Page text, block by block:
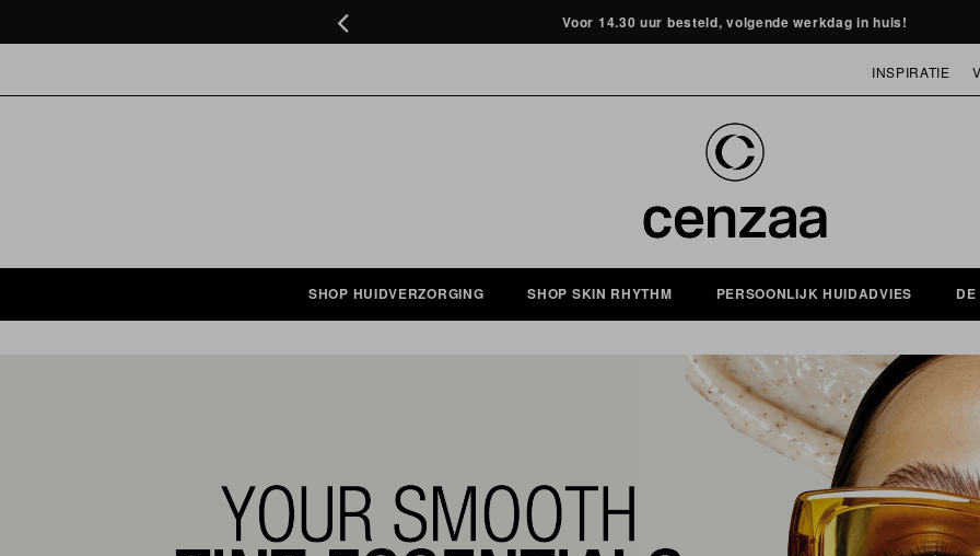
Voor 14.30 uur besteld, volgende werkdag in huis!
DE
INSPIRATIE
SHOP HUIDVERZORGING SHOP SKIN RHYTHM PERSOONLIJK HUIDADVIES